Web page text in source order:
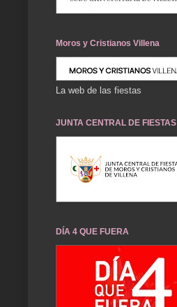
Moros y Cristianos Villena
La web de las fiestas
JUNTA CENTRAL DE FIESTAS
DÍA 4 QUE FUERA